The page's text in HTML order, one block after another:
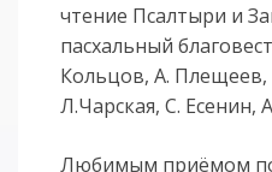
чтение Псалтыри и
пасхальный
Кольцов, А. Плещеев,
Л.Чарская, С. Есенин,
Любимым приёмом